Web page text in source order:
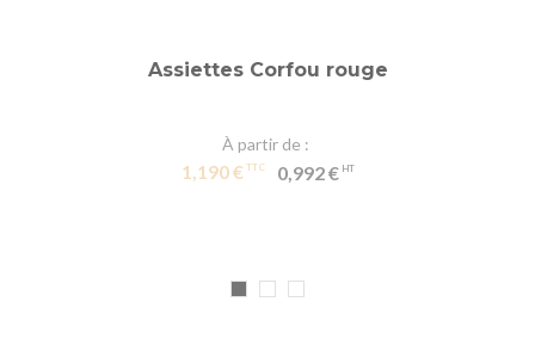
Assiettes Corfou rouge
À partir de
1,190 € 0,992 €